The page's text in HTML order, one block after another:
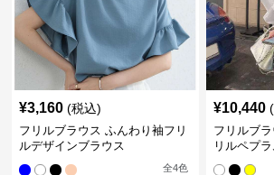
¥3,160 (税込)
フリルブラウス ふんわり袖フリ
ルデザインブラウス
全4色
¥10,440
フリルブ
リルペプ